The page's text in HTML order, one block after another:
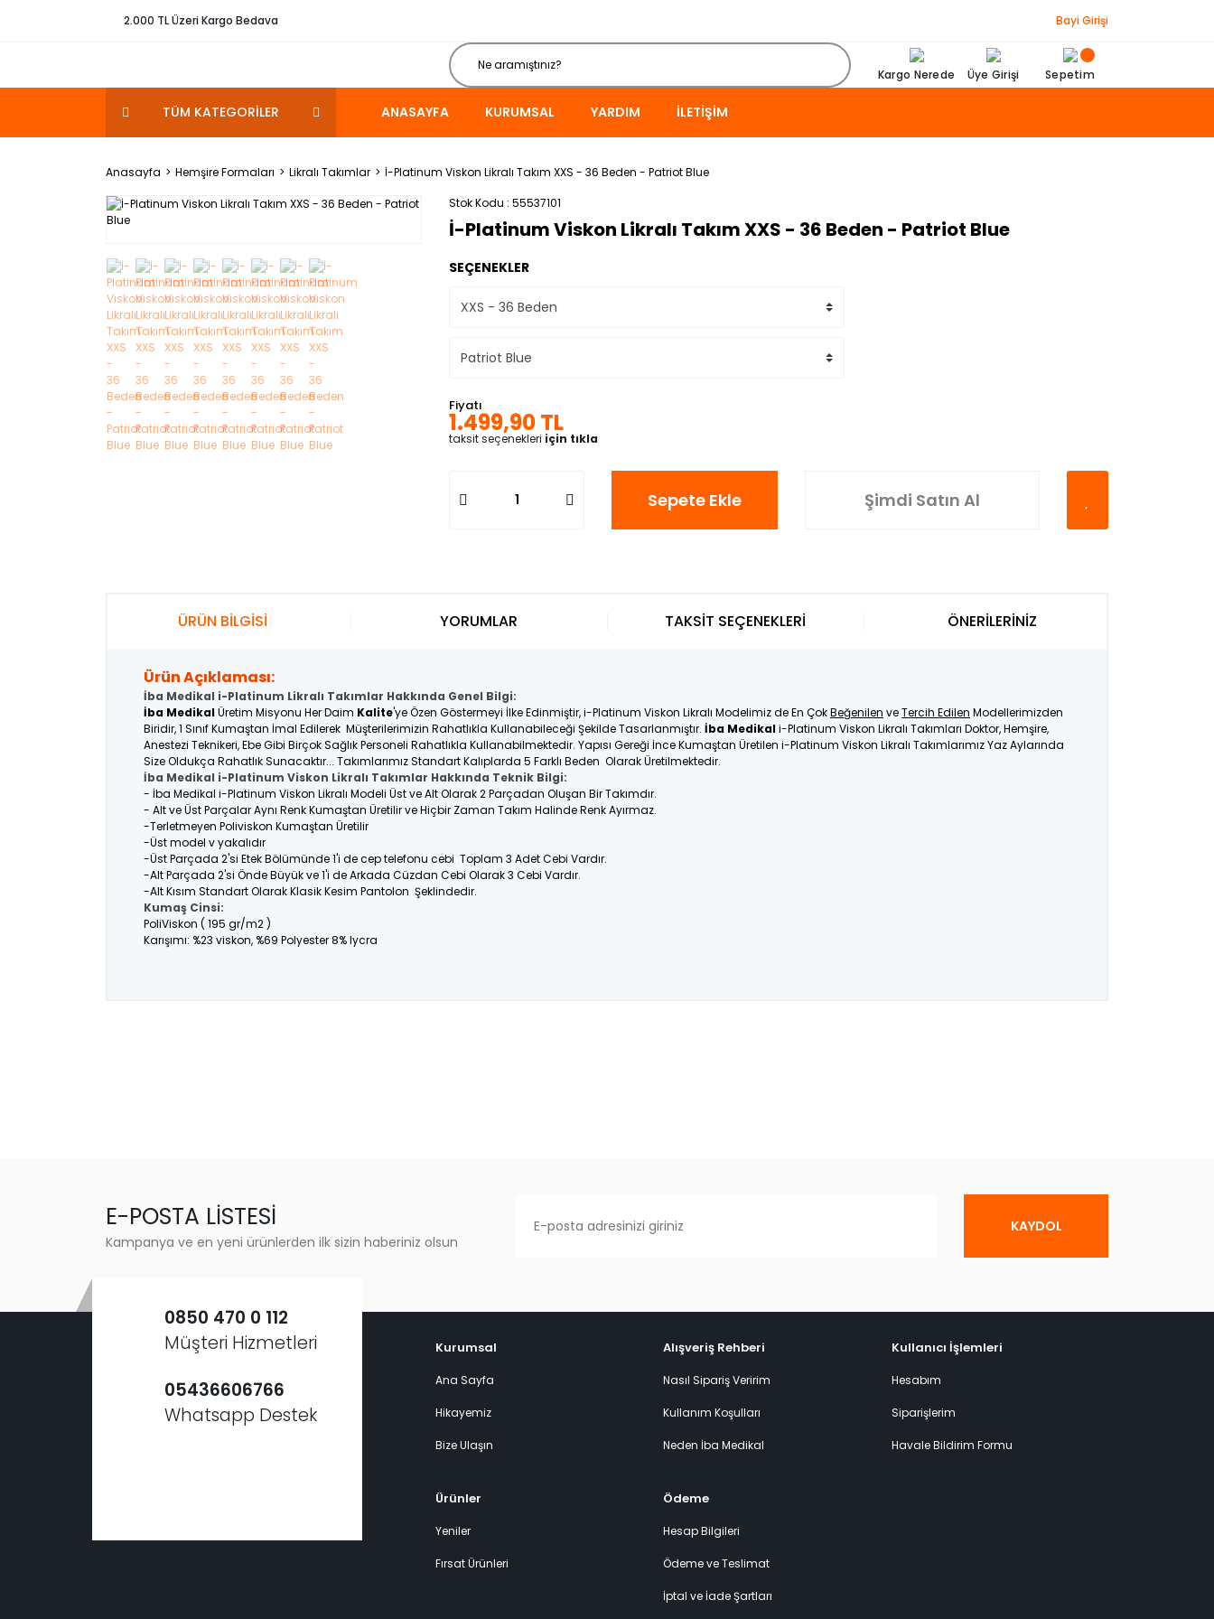
2.000 TL Üzeri Kargo Bedava Bayi Girişi
Kargo Nerede Üye Girişi Sepetim
TÜM KATEGORİLER ANASAYFA KURUMSAL YARDIM İLETIŞIM
Anasayfa Hemşire Formaları Likralı Takımlar
İ-Platinum Viskon Likralı Takım XXS - 36 Beden - Patriot Blue
Stok Kodu 55537101
İ-Platinum Viskon Likralı Takım XXS - 36 Beden - Patriot Blue
SEÇENEKLER
Fiyatı
1.499,90 TL
taksit seçenekleri için tıkla
Sepete Ekle Şimdi Satın Al
ÜRÜN BİLGİSİ
Ürün Açıklaması:
İba Medikal i-Platinum Likralı Takımlar Hakkında Genel Bilgi:
İba MedikalÜretim Misyonu Her Daim Kalite'ye Özen Göstermeyi İlke Edinmiştir, i-Platinum Viskon Likralı Modelimiz de En ÇokBeğenilen veTercih Edilen Modellerimizden
Biridir, 1 Sınıf Kumaştan İmal Edilerek Müşterilerimizin Rahatlıkla Kullanabileceği Şekilde Tasarlanmıştır. İba Medikali-Platinum Viskon Likralı Takımları Doktor, Hemşire,
Anestezi Teknikeri, Ebe Gibi Birçok Sağlık Personeli Rahatlıkla Kullanabilmektedir. Yapısı Gereği İnce Kumaştan Üretilen i-Platinum Viskon Likralı Takımlarımız Yaz Aylarında
Size Oldukça Rahatlık Sunacaktır... Takımlarımız Standart Kalıplarda 5 Farklı Beden Olarak Üretilmektedir.
İba Medikal i-Platinum Viskon Likralı Takımlar Hakkında Teknik Bilgi:
- İba Medikal i-Platinum Viskon Likralı Modeli Üst ve Alt Olarak 2 Parçadan Oluşan Bir Takımdır.
- Alt ve Üst Parçalar Aynı Renk Kumaştan Üretilir ve Hiçbir Zaman Takım Halinde Renk Ayırmaz.
-Terletmeyen Poliviskon Kumaştan Üretilir
-Üst model v yakalıdır
-Üst Parçada 2'si Etek Bölümünde 1'i de cep telefonu cebi Toplam 3 Adet Cebi Vardır.
-Alt Parçada 2'si Önde Büyük ve 1'i de Arkada Cüzdan Cebi Olarak 3 Cebi Vardır.
-Alt Kısım Standart Olarak Klasik Kesim Pantolon Şeklindedir.
Kumaş Cinsi:
PoliViskon ( 195 gr/m2 )
Karışımı: %23 viskon, %69 Polyester 8% lycra
YORUMLAR TAKSİT SEÇENEKLERİ ÖNERİLERİNİZ
E-POSTA LİSTESİ
Kampanya ve en yeni ürünlerden ilk sizin haberiniz olsun
KAYDOL
0850 470 0 112
Müşteri Hizmetleri
05436606766
Whatsapp Destek
Kurumsal
Ana Sayfa
Hikayemiz
Bize Ulaşın
Alışveriş Rehberi
Nasıl Sipariş Veririm
Kullanım Koşulları
Neden İba Medikal
Ürünler
Yeniler
Fırsat Ürünleri
Ödeme
Hesap Bilgileri
Ödeme ve Teslimat
İptal ve İade Şartları
Kullanıcı İşlemleri
Hesabım
Siparişlerim
Havale Bildirim Formu